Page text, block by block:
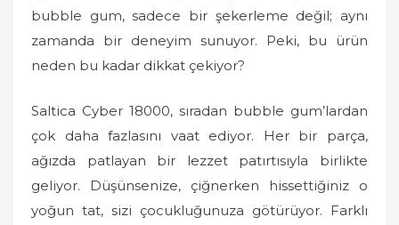
bubble gum, sadece bir şekerleme değil; aynı
zamanda bir deneyim sunuyor. Peki, bu ürün
neden bu kadar dikkat çekiyor?
Saltica Cyber 18000, sıradan bubble gum’lardan
çok daha fazlasını vaat ediyor. Her bir parça,
ağızda patlayan bir lezzet patırtısıyla birlikte
geliyor. Düşünsenize, çiğnerken hissettiğiniz o
yoğun tat, sizi çocukluğunuza götürüyor. Farklı